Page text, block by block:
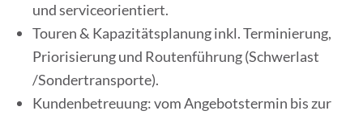
und serviceorientiert.
Touren & Kapazitätsplanung inkl. Terminierung,
Priorisierung und Routenführung (Schwerlast
/Sondertransporte).
Kundenbetreuung: vom Angebotstermin bis zur